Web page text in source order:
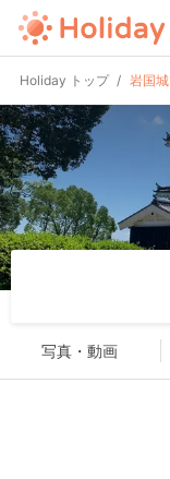
Holiday トップ 岩国城
写真・動画